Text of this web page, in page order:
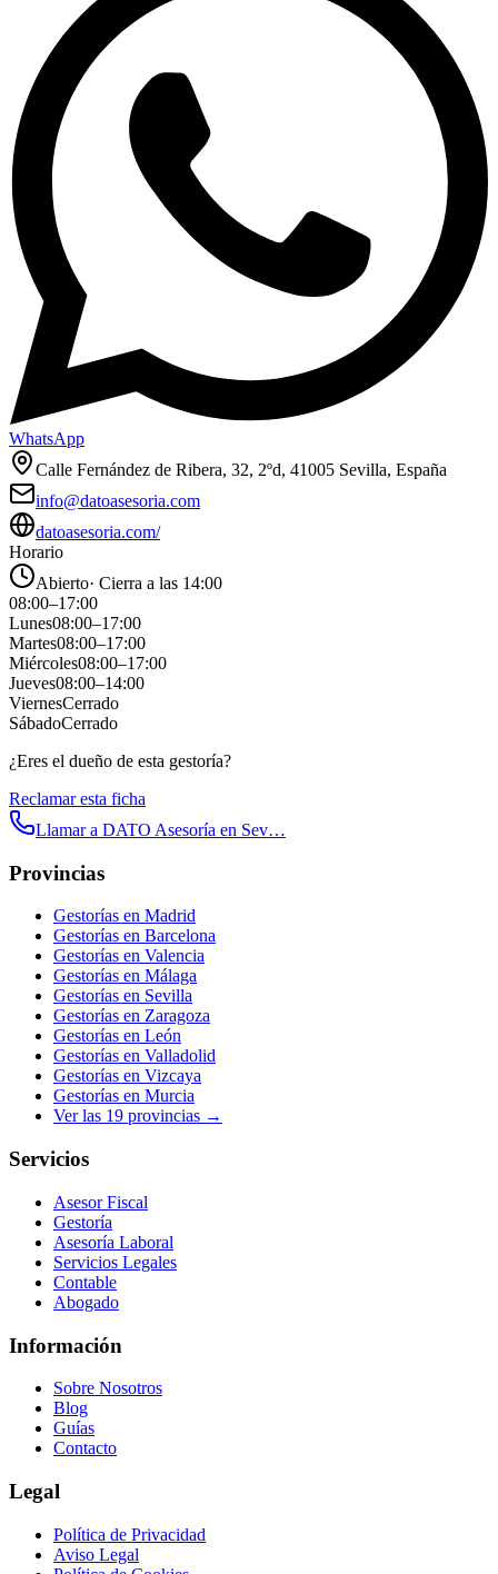
WhatsApp
Calle Fernández de Ribera, 32, 2ºd, 41005 Sevilla, España
info@datoasesoria.com
datoasesoria.com/
Horario
Abierto· Cierra a las 14:00
08:00–17:00
Lunes08:00–17:00
Martes08:00–17:00
Miércoles08:00–17:00
Jueves08:00–14:00
ViernesCerrado
SábadoCerrado
¿Eres el dueño de esta gestoría?
Reclamar esta ficha
Llamar a DATO Asesoría en Sev…
Provincias
Gestorías en Madrid
Gestorías en Barcelona
Gestorías en Valencia
Gestorías en Málaga
Gestorías en Sevilla
Gestorías en Zaragoza
Gestorías en León
Gestorías en Valladolid
Gestorías en Vizcaya
Gestorías en Murcia
Ver las 19 provincias →
Servicios
Asesor Fiscal
Gestoría
Asesoría Laboral
Servicios Legales
Contable
Abogado
Información
Sobre Nosotros
Blog
Guías
Contacto
Legal
Política de Privacidad
Aviso Legal